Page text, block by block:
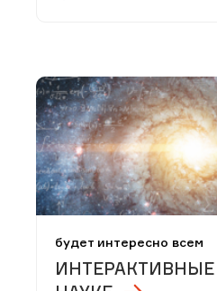
будет интересно всем